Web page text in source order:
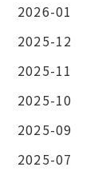
2026-01
2025-12
2025-11
2025-10
2025-09
2025-07